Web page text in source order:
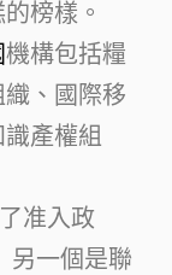
榜樣。
機構包括糧
、國際移
產權組
准入政
另一個是聯